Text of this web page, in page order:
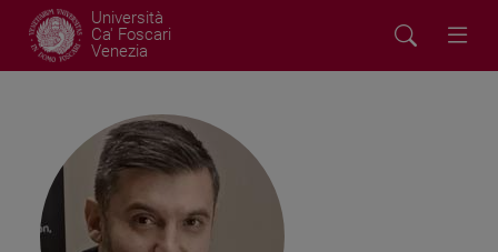
Università
Ca' Foscari
Venezia